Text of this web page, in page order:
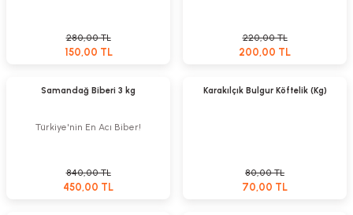
280,00 TL
150,00 TL
220,00 TL
200,00 TL
Samandağ Biberi 3 kg
Türkiye'nin En Acı Biber!
840,00 TL
450,00 TL
YeniKarakılçık Bulgur Köftelik (Kg)
80,00 TL
70,00 TL